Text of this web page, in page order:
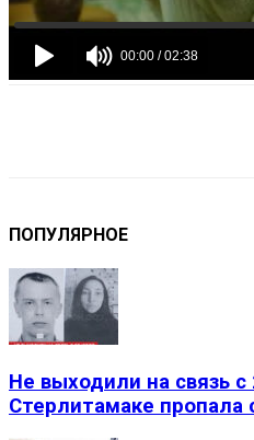
ПОПУЛЯРНОЕ
Не выходили на связь
Стерлитамаке пропала